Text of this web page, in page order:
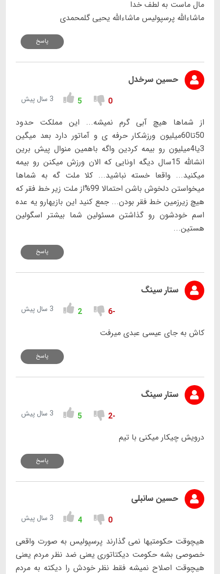
مال ماست به لطف خدا
ماشاءالله پرسپولیس ماشاءالله یحیی گلمحمدی
پاسخ
حسین سرخدل
0
5 3 سال پیش
از شماها هیچ آبی گرم نمیشه... این مملکت حدود
50تا60میلیون ورزشکار حرفه ی و آماتور دارد بعد میگین
3یا4میلیون رو بیمه کردین واگه باهمین منوال پیش برین
انشالله 15سال دیگه اونایی که الان ورزش میکنن رو بیمه
میکنید... واقعا خسته نباشید... کلا ملت گه به شماها
میخواستن دلخوش باشن احتمالا 99%از ملت زیر خط فقر که
هیچ زیرزمین خط فقر بودن... جمع کنید این بازیهارو یه عده
اسم خودشون رو گذاشتن مسئولین شما بیشتر اسگولین
هستین...
پاسخ
ستار سینگ
-6
2 3 سال پیش
کاش به جای عیسی عبدی میرفت
پاسخ
ستار سینگ
-2
5 3 سال پیش
درویش چیکار میکنی با تیم
پاسخ
حسین سانبلی
0
4 3 سال پیش
هیچوقت حکومتیها نمی گذارند پرسپولیس به صورت واقعی
خصوصی بشه حکومت دیکتاتوری یعنی ضد نظر مردم یعنی
هیچوقت اصلاح نمیشه فقط نظر خودش را دیکته به مردم